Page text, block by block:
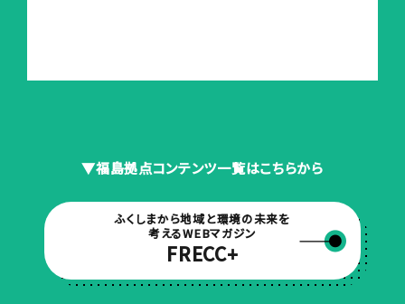
▼福島拠点コンテンツ一覧はこちらから
ふくしまから地域と環境の未来を
考えるWEBマガジン
FRECC+